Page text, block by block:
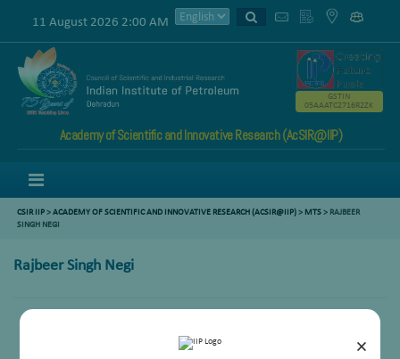
×
11 August 2026 2:00 AM
Academy of Scientific and Innovative Research (AcSIR@IIP)
GSTIN
05AAATC2716R2ZK
CSIR IIP>ACADEMY OF SCIENTIFIC AND INNOVATIVE RESEARCH (ACSIR@IIP)> MTS> RAJBEER
SINGH NEGI
Rajbeer Singh Negi